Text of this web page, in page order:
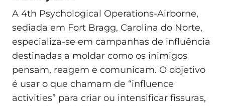
A 4th Psychological Operations-Airborne,
sediada em Fort Bragg, Carolina do Norte,
especializa-se em campanhas de influência
destinadas a moldar como os inimigos
pensam, reagem e comunicam. O objetivo
é usar o que chamam de “influence
activities” para criar ou intensificar fissuras,